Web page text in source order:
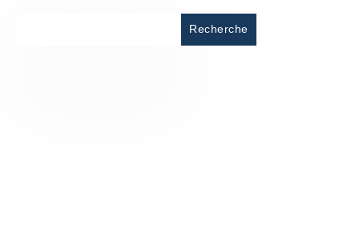
Recherche